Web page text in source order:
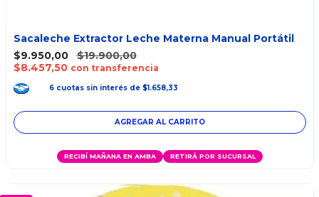
Sacaleche Extractor Leche Materna Manual Portátil
$9.950,00
$19.900,00
$8.457,50 con transferencia
6 cuotas sin interés de $1.658,33
RECIBÍ MAÑANA EN AMBA RETIRÁ POR SUCURSAL